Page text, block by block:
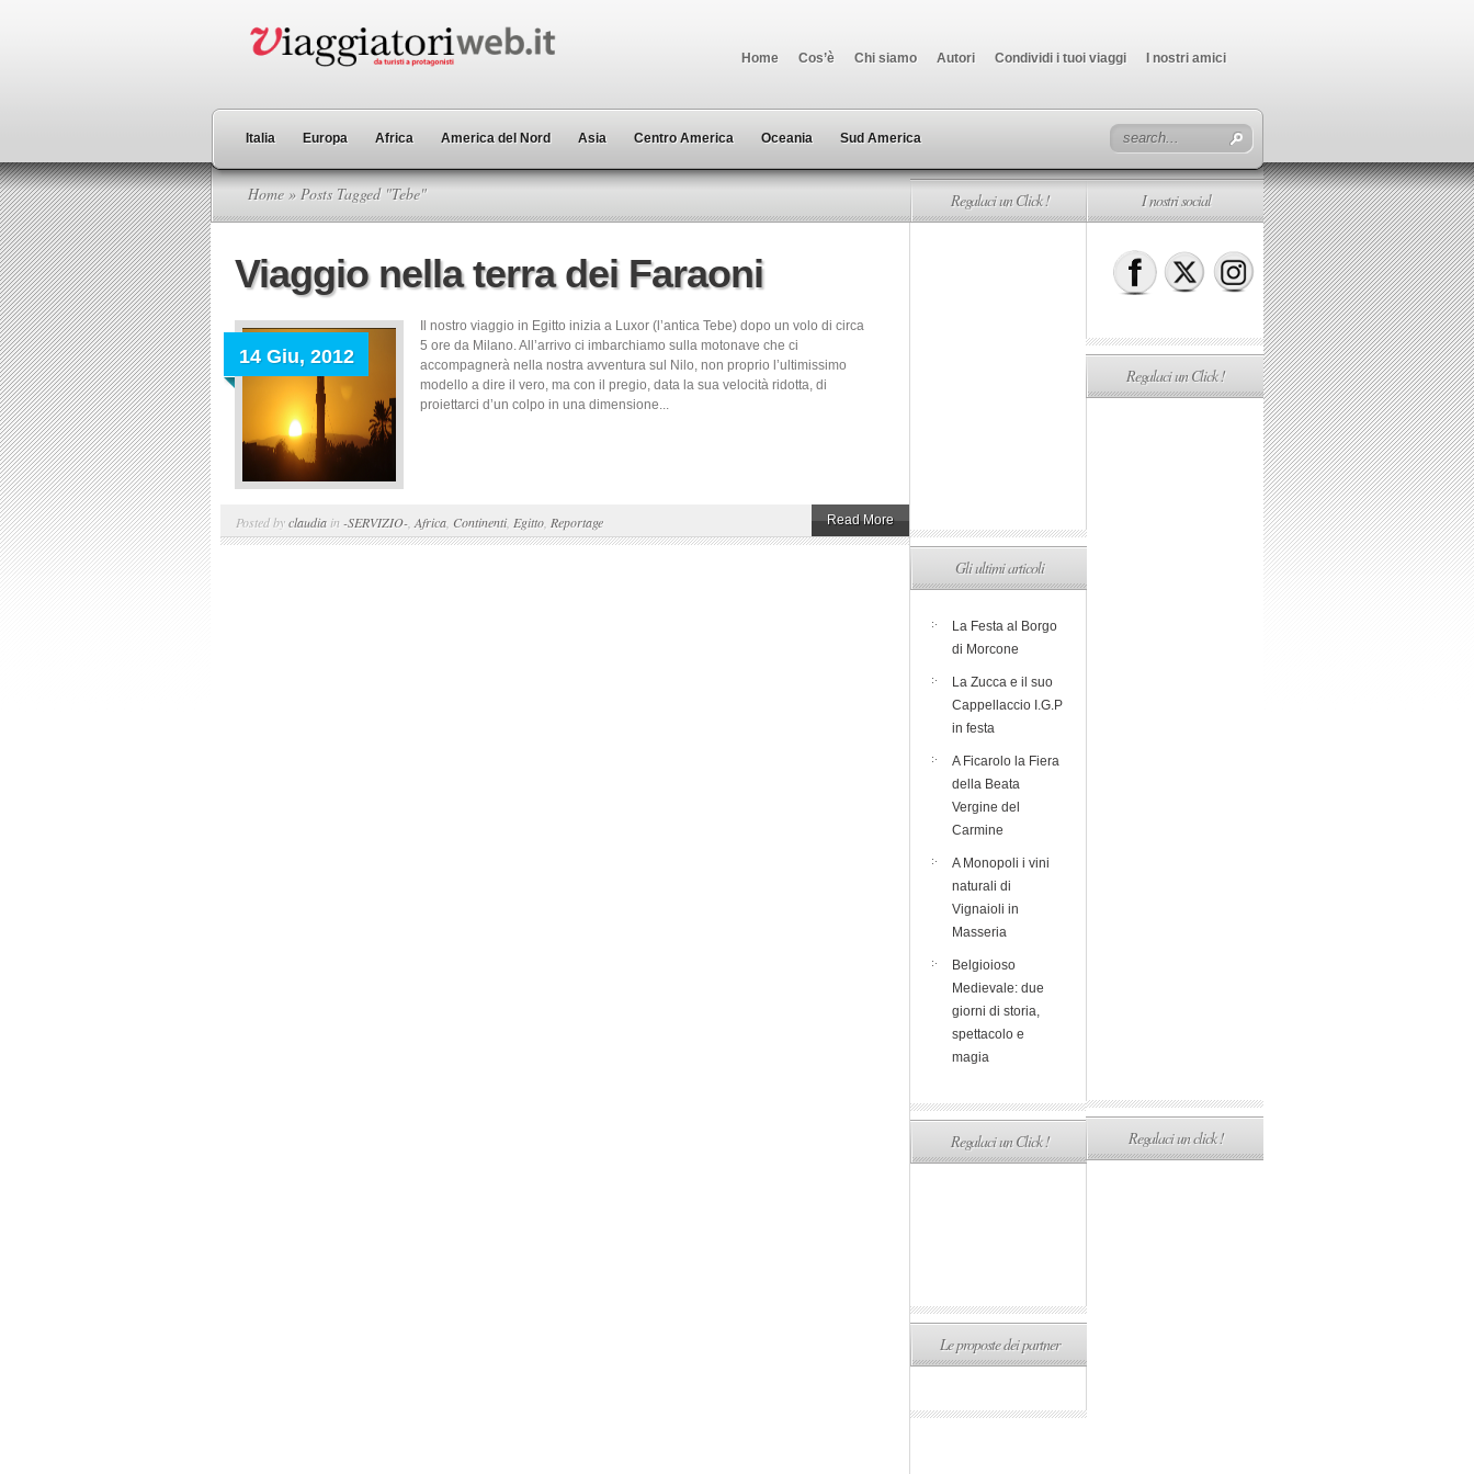
Home Cos’è Chi siamo Autori Condividi i tuoi viaggi I nostri amici
Italia Europa Africa America del Nord Asia Centro America Oceania Sud America
Home » Posts Tagged "Tebe"
Viaggio nella terra dei Faraoni
14 Giu, 2012
Il nostro viaggio in Egitto inizia a Luxor (l’antica Tebe) dopo un volo di circa
5 ore da Milano. All’arrivo ci imbarchiamo sulla motonave che ci
accompagnerà nella nostra avventura sul Nilo, non proprio l’ultimissimo
modello a dire il vero, ma con il pregio, data la sua velocità ridotta, di
proiettarci d’un colpo in una dimensione...
Posted byclaudia in -SERVIZIO- Africa Continenti, Egitto Reportage Read More
Regalaci un Click !
Gli ultimi articoli
La Festa al Borgo
di Morcone
La Zucca e il suo
Cappellaccio I.G.P
in festa
A Ficarolo la Fiera
della Beata
Vergine del
Carmine
A Monopoli i vini
naturali di
Vignaioli in
Masseria
Belgioioso
Medievale: due
giorni di storia,
spettacolo e
magia
Regalaci un Click !
Le proposte dei partner
I nostri social
Regalaci un Click !
Regalaci un click !